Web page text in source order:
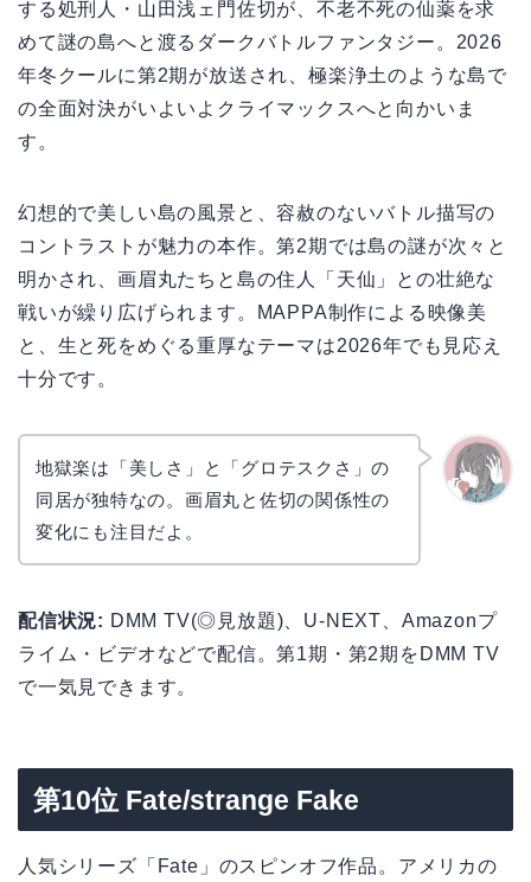
する処刑人・山田浅ェ門佐切が、不老不死の仙薬を求
めて謎の島へと渡るダークバトルファンタジー。2026
年冬クールに第2期が放送され、極楽浄土のような島で
の全面対決がいよいよクライマックスへと向かいま
す。
幻想的で美しい島の風景と、容赦のないバトル描写の
コントラストが魅力の本作。第2期では島の謎が次々と
明かされ、画眉丸たちと島の住人「天仙」との壮絶な
戦いが繰り広げられます。MAPPA制作による映像美
と、生と死をめぐる重厚なテーマは2026年でも見応え
十分です。
地獄楽は「美しさ」と「グロテスクさ」の
同居が独特なの。画眉丸と佐切の関係性の
変化にも注目だよ。
配信状況: DMM TV(◎見放題)、U-NEXT、Amazonプ
ライム・ビデオなどで配信。第1期・第2期をDMM TV
で一気見できます。
第10位 Fate/strange Fake
人気シリーズ「Fate」のスピンオフ作品。アメリカの